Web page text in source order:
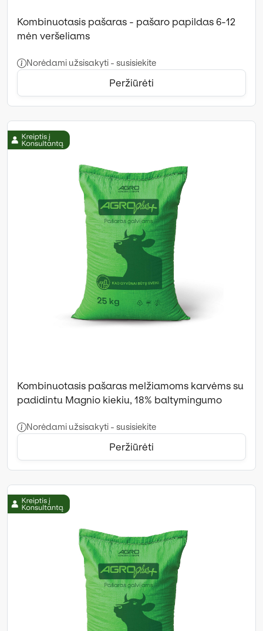
Kombinuotasis pašaras - pašaro papildas 6-12
mėn veršeliams
Norėdami užsisakyti - susisiekite
Peržiūrėti
Kombinuotasis pašaras melžiamoms karvėms su
padidintu Magnio kiekiu, 18% baltymingumo
Norėdami užsisakyti - susisiekite
Peržiūrėti